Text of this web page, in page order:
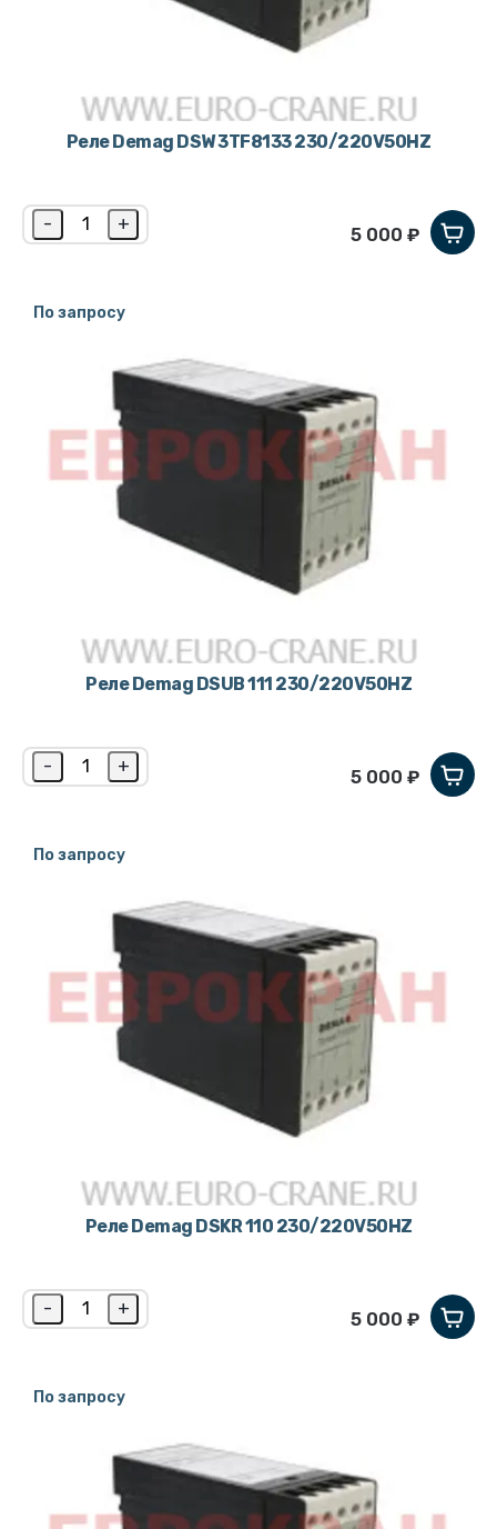
Реле Demag DSW 3TF8133 230/220V50HZ
- +
5 000 ₽
По запросу
Реле Demag DSUB 111 230/220V50HZ
- +
5 000 ₽
По запросу
Реле Demag DSKR 110 230/220V50HZ
- +
5 000 ₽
По запросу